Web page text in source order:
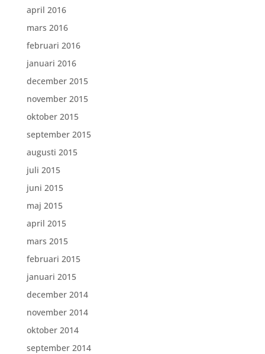
april 2016
mars 2016
februari 2016
januari 2016
december 2015
november 2015
oktober 2015
september 2015
augusti 2015
juli 2015
juni 2015
maj 2015
april 2015
mars 2015
februari 2015
januari 2015
december 2014
november 2014
oktober 2014
september 2014